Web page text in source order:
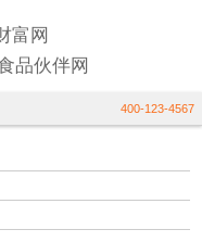
富网
品伙伴网
400-123-4567